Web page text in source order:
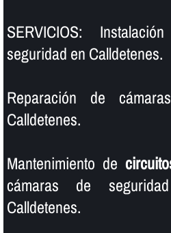
SERVICIOS:
seguridad en Calldetenes.
Reparación de
Calldetenes.
Mantenimiento de
cámaras de
Calldetenes.